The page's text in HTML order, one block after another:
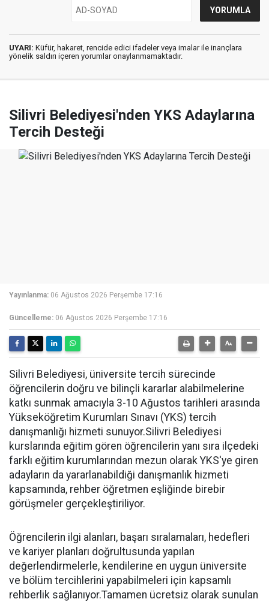
UYARI: Küfür, hakaret, rencide edici ifadeler veya imalar ile inançlara
yönelik saldırı içeren yorumlar onaylanmamaktadır.
Silivri Belediyesi'nden YKS Adaylarına
Tercih Desteği
Yayınlanma: 06 Ağustos 2026 Perşembe 17:16
Güncelleme: 06 Ağustos 2026 Perşembe 17:16
Silivri Belediyesi, üniversite tercih sürecinde
öğrencilerin doğru ve bilinçli kararlar alabilmelerine
katkı sunmak amacıyla 3-10 Ağustos tarihleri arasında
Yükseköğretim Kurumları Sınavı (YKS) tercih
danışmanlığı hizmeti sunuyor.Silivri Belediyesi
kurslarında eğitim gören öğrencilerin yanı sıra ilçedeki
farklı eğitim kurumlarından mezun olarak YKS'ye giren
adayların da yararlanabildiği danışmanlık hizmeti
kapsamında, rehber öğretmen eşliğinde birebir
görüşmeler gerçekleştiriliyor.
Öğrencilerin ilgi alanları, başarı sıralamaları, hedefleri
ve kariyer planları doğrultusunda yapılan
değerlendirmelerle, kendilerine en uygun üniversite
ve bölüm tercihlerini yapabilmeleri için kapsamlı
rehberlik sağlanıyor.Tamamen ücretsiz olarak sunulan